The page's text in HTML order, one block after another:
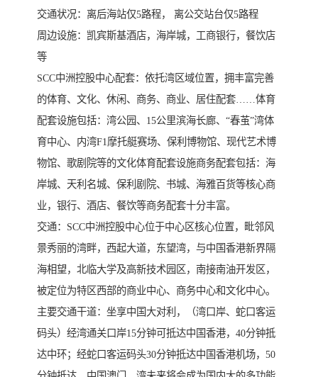
交通状况：离后海站仅5路程， 离公交站台仅5路程
周边设施：凯宾斯基酒店，海岸城，工商银行，餐饮店
等
SCC中洲控股中心配套：依托湾区域位置，拥丰富完善
的体育、文化、休闲、商务、商业、居住配套……体育
配套设施包括：湾公园、15公里滨海长廊、“春茧”湾体
育中心、内湾F1摩托艇赛场、保利博物馆、现代艺术博
物馆、歌剧院等的文化体育配套设施商务配套包括：海
岸城、天利名城、保利剧院、书城、海雅百货等核心商
业，银行、酒店、餐饮等商务配套十分丰富。
交通：SCC中洲控股中心位于中心区核心位置，毗邻风
景秀丽的湾畔，西起大道，东望湾，与中国香港新界隔
海相望，北临大学及高新技术园区，南接南油开发区，
被定位为特区西部的商业中心、商务中心和文化中心。
主要交通干道：坐享中国大对利，（湾口岸、蛇口客运
码头）经湾通关口岸15分钟可抵达中国香港，40分钟抵
达中环；经蛇口客运码头30分钟抵达中国香港机场，50